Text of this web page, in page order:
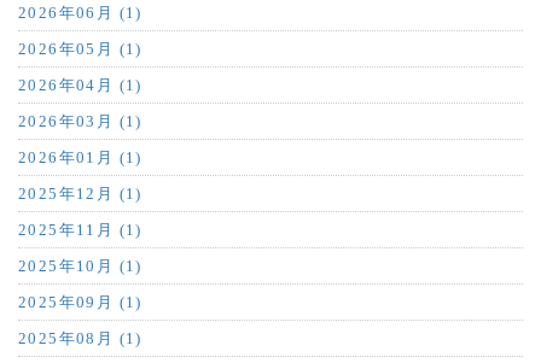
2026年06月 (1)
2026年05月 (1)
2026年04月 (1)
2026年03月 (1)
2026年01月 (1)
2025年12月 (1)
2025年11月 (1)
2025年10月 (1)
2025年09月 (1)
2025年08月 (1)